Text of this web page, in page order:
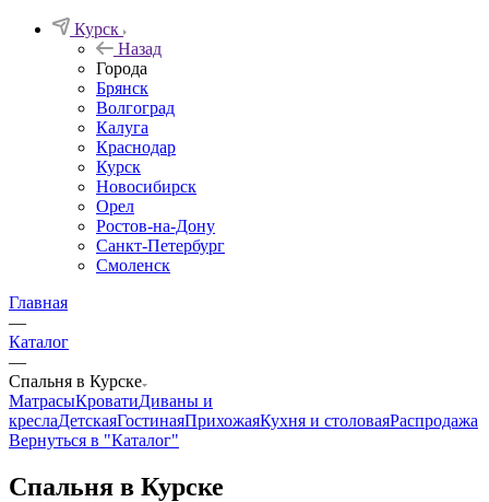
Курск
Назад
Города
Брянск
Волгоград
Калуга
Краснодар
Курск
Новосибирск
Орел
Ростов-на-Дону
Санкт-Петербург
Смоленск
Главная
—
Каталог
—
Спальня в Курске
МатрасыКроватиДиваны и
креслаДетскаяГостинаяПрихожаяКухня и столоваяРаспродажа
Вернуться в "Каталог"
Спальня в Курске